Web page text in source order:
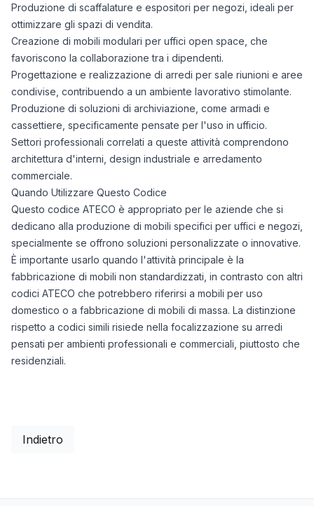
Produzione di scaffalature e espositori per negozi, ideali per
ottimizzare gli spazi di vendita.
Creazione di mobili modulari per uffici open space, che
favoriscono la collaborazione tra i dipendenti.
Progettazione e realizzazione di arredi per sale riunioni e aree
condivise, contribuendo a un ambiente lavorativo stimolante.
Produzione di soluzioni di archiviazione, come armadi e
cassettiere, specificamente pensate per l'uso in ufficio.
Settori professionali correlati a queste attività comprendono
architettura d'interni, design industriale e arredamento
commerciale.
Quando Utilizzare Questo Codice
Questo codice ATECO è appropriato per le aziende che si
dedicano alla produzione di mobili specifici per uffici e negozi,
specialmente se offrono soluzioni personalizzate o innovative.
È importante usarlo quando l'attività principale è la
fabbricazione di mobili non standardizzati, in contrasto con altri
codici ATECO che potrebbero riferirsi a mobili per uso
domestico o a fabbricazione di mobili di massa. La distinzione
rispetto a codici simili risiede nella focalizzazione su arredi
pensati per ambienti professionali e commerciali, piuttosto che
residenziali.
Indietro